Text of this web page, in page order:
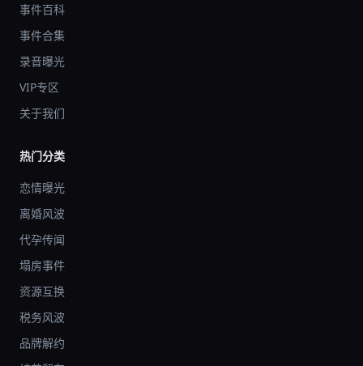
事件百科
事件合集
录音曝光
VIP专区
关于我们
热门分类
恋情曝光
离婚风波
代孕传闻
塌房事件
资源互换
税务风波
品牌解约